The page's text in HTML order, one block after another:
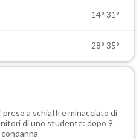
14° 31°
28° 35°
preso a schiaffi e minacciato di
di uno studente: dopo 9